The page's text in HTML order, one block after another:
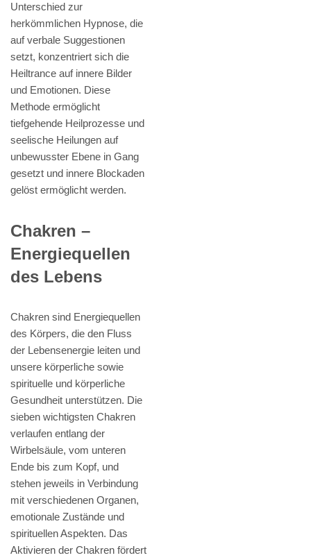
Unterschied zur
herkömmlichen Hypnose, die
auf verbale Suggestionen
setzt, konzentriert sich die
Heiltrance auf innere Bilder
und Emotionen. Diese
Methode ermöglicht
tiefgehende Heilprozesse und
seelische Heilungen auf
unbewusster Ebene in Gang
gesetzt und innere Blockaden
gelöst ermöglicht werden.
Chakren –
Energiequellen
des Lebens
Chakren sind Energiequellen
des Körpers, die den Fluss
der Lebensenergie leiten und
unsere körperliche sowie
spirituelle und körperliche
Gesundheit unterstützen. Die
sieben wichtigsten Chakren
verlaufen entlang der
Wirbelsäule, vom unteren
Ende bis zum Kopf, und
stehen jeweils in Verbindung
mit verschiedenen Organen,
emotionale Zustände und
spirituellen Aspekten. Das
Aktivieren der Chakren fördert